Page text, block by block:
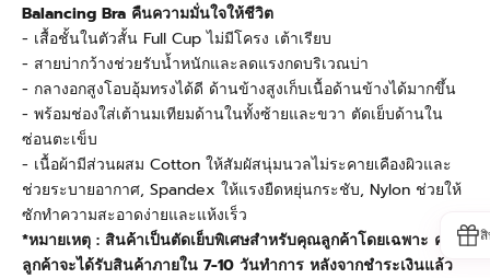
Balancing Bra คืนความมั่นใจให้ชีวิต
- เสื้อชั้นในตัวสั้น Full Cup ไม่มีโครง เต้าเรียบ
- สายบ่ากว้างช่วยรับน้ำหนักและลดแรงกดบริเวณบ่า
- กลางอกสูงโอบอุ้มทรงได้ดี ด้านข้างสูงเก็บเนื้อด้านข้างได้มากขึ้น
- พร้อมช่องใส่เต้านมเทียมด้านในทั้งซ้ายและขวา ตัดเย็บด้านใน
ซ่อนตะเข็บ
- เนื้อผ้ามีส่วนผสม Cotton ให้สัมผัสนุ่มนวลไม่ระคายเคืองผิวและ
ช่วยระบายอากาศ, Spandex ให้แรงยืดหยุ่นกระชับ, Nylon ช่วยให้
ซักทำความสะอาดง่ายและแห้งเร็ว
*หมายเหตุ : สินค้าเป็นตัดเย็บพิเศษสำหรับคุณลูกค้าโดยเฉพาะ คุณ
ลูกค้าจะได้รับสินค้าภายใน 7-10 วันทำการ หลังจากชำระเงินแล้ว